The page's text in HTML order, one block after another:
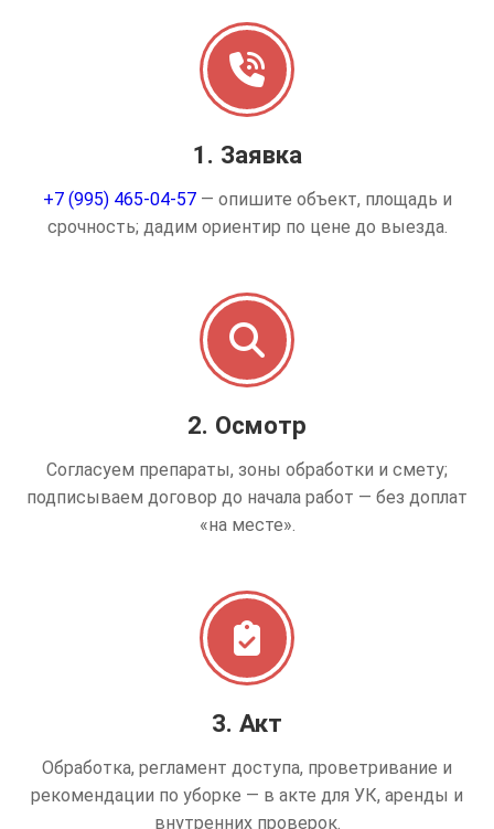
1. Заявка
+7 (995) 465-04-57— опишите объект, площадь и
срочность; дадим ориентир по цене до выезда.
2. Осмотр
Согласуем препараты, зоны обработки и смету;
подписываем договор до начала работ — без доплат
«на месте».
3. Акт
Обработка, регламент доступа, проветривание и
рекомендации по уборке — в акте для УК, аренды и
внутренних проверок.